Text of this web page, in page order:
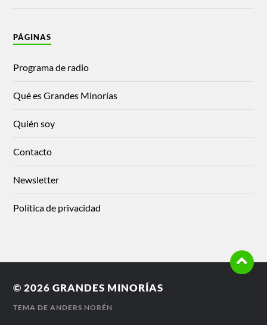
PÁGINAS
Programa de radio
Qué es Grandes Minorías
Quién soy
Contacto
Newsletter
Política de privacidad
© 2026GRANDES MINORÍAS
TEMA DEANDERS NORÉN